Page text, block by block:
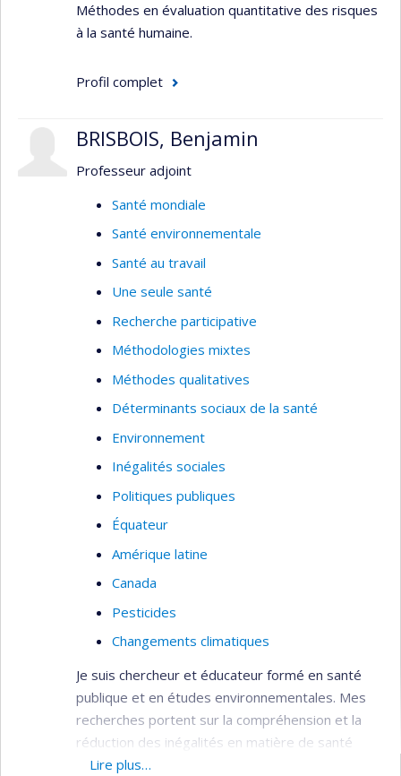
Méthodes en évaluation quantitative des risques
à la santé humaine.
Profil complet
BRISBOIS, Benjamin
Professeur adjoint
Santé mondiale
Santé environnementale
Santé au travail
Une seule santé
Recherche participative
Méthodologies mixtes
Méthodes qualitatives
Déterminants sociaux de la santé
Environnement
Inégalités sociales
Politiques publiques
Équateur
Amérique latine
Canada
Pesticides
Changements climatiques
Je suis chercheur et éducateur formé en santé
publique et en études environnementales. Mes
recherches portent sur la compréhension et la
réduction des inégalités en matière de santé
provenant des structures sociales et
Lire plus…